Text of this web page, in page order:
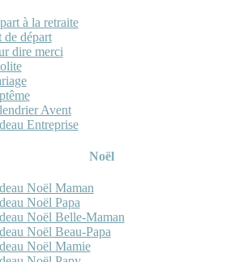
à la retraite
de départ
dire merci
Avent
Entreprise
Noël
Noël Maman
Noël Papa
Noël Belle-Maman
Noël Beau-Papa
Noël Mamie